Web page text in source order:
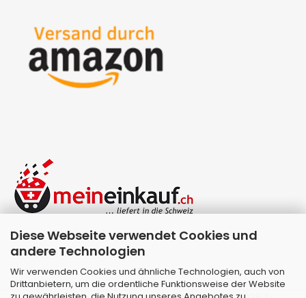
Diese Webseite verwendet Cookies und
andere Technologien
Wir verwenden Cookies und ähnliche Technologien, auch von
Drittanbietern, um die ordentliche Funktionsweise der Website